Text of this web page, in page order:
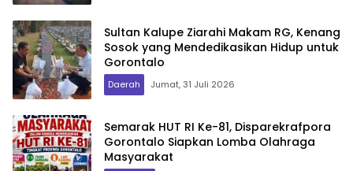
Sultan Kalupe Ziarahi Makam RG, Kenang
Sosok yang Mendedikasikan Hidup untuk
Gorontalo
Daerah Jumat, 31 Juli 2026
Semarak HUT RI Ke-81, Disparekrafpora
Gorontalo Siapkan Lomba Olahraga
Masyarakat